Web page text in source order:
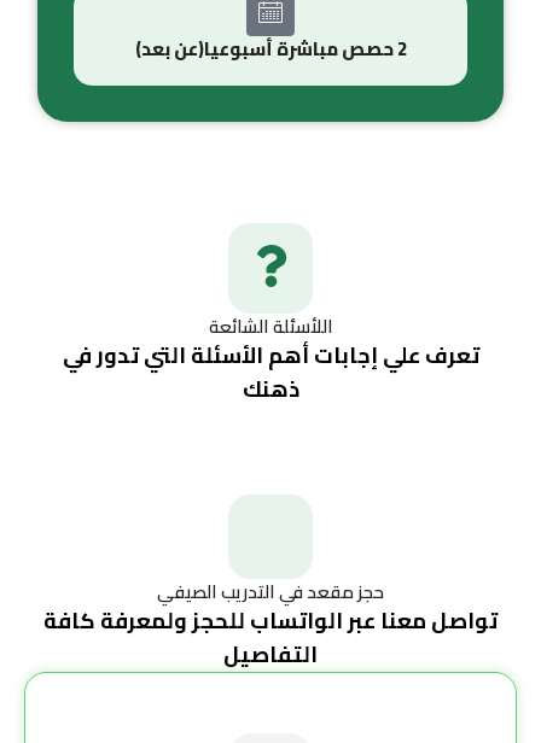
2 حصص مباشرة أسبوعيا(عن بعد)
اللأسئلة الشائعة
تعرف علي إجابات أهم الأسئلة التي تدور في
ذهنك
حجز مقعد في التدريب الصيفي
تواصل معنا عبر الواتساب للحجز ولمعرفة كافة
التفاصيل